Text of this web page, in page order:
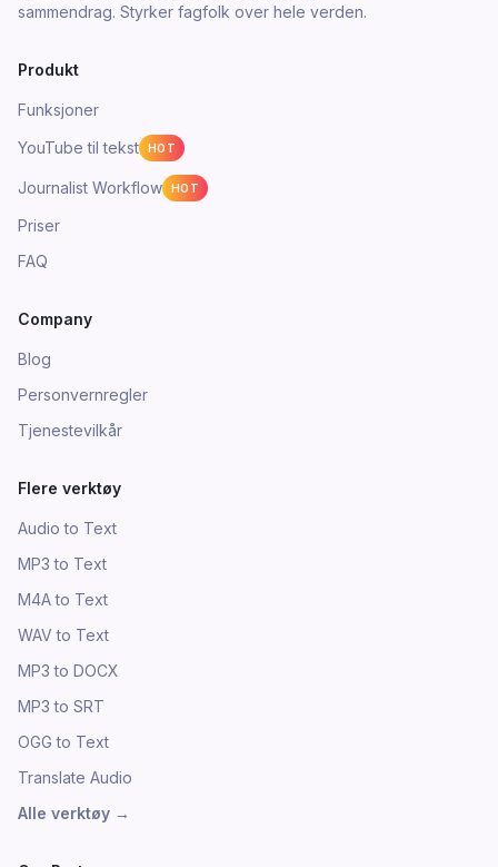
sammendrag. Styrker fagfolk over hele verden.
Produkt
Funksjoner
YouTube til tekst
HOT
Journalist Workflow HOT
Priser
FAQ
Company
Blog
Personvernregler
Tjenestevilkår
Flere verktøy
Audio to Text
MP3 to Text
M4A to Text
WAV to Text
MP3 to DOCX
MP3 to SRT
OGG to Text
Translate Audio
Alle verktøy →